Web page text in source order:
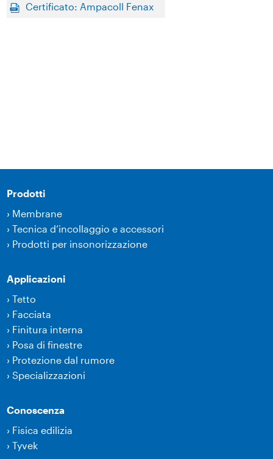
Certificato: Ampacoll Fenax
Prodotti
› Membrane
›Tecnica d’incollaggio e accessori
› Prodotti per insonorizzazione
Applicazioni
›Tetto
› Facciata
› Finitura interna
› Posa di finestre
› Protezione dal rumore
›Specializzazioni
Conoscenza
› Fisica edilizia
›Tyvek